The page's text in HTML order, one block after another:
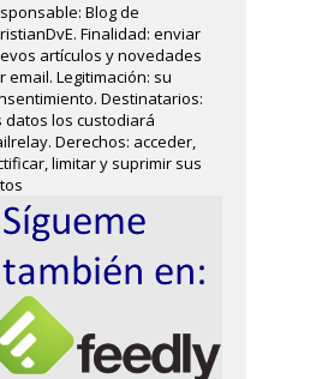
Blog de
Finalidad: enviar
artículos y novedades
email. Legitimación: su
Destinatarios:
datos los custodiará
Derechos: acceder,
limitar y suprimir sus